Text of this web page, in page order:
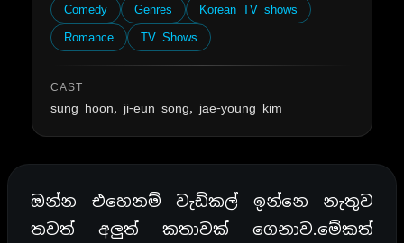
Comedy Genres
Korean TV shows
Romance
TV Shows
CAST
sung hoon, ji-eun song, jae-young kim
ඔන්න එහෙනම් වැඩිකල් ඉන්නෙ නැතුව
තවත් අලුත් කතාවක් ගෙනාව.මේකත්